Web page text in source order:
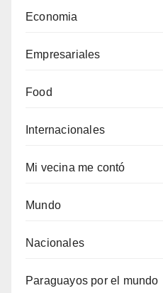
Economia
Empresariales
Food
Internacionales
Mi vecina me contó
Mundo
Nacionales
Paraguayos por el mundo